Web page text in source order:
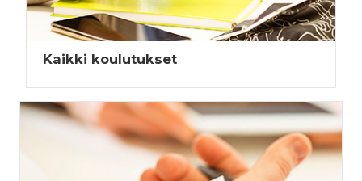
Kaikki koulutukset